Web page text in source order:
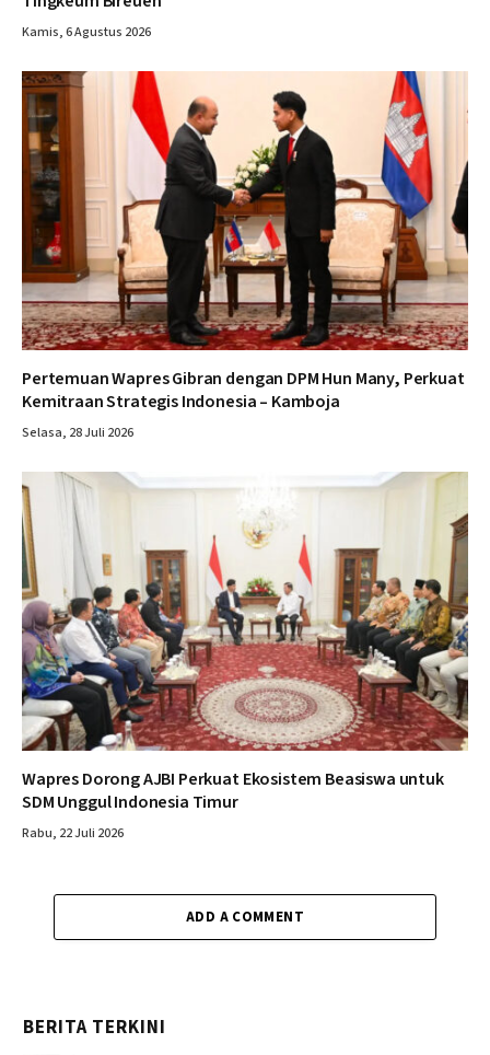
Kamis, 6 Agustus 2026
Pertemuan Wapres Gibran dengan DPM Hun Many, Perkuat
Kemitraan Strategis Indonesia – Kamboja
Selasa, 28 Juli 2026
Wapres Dorong AJBI Perkuat Ekosistem Beasiswa untuk
SDM Unggul Indonesia Timur
Rabu, 22 Juli 2026
ADD A COMMENT
BERITA TERKINI